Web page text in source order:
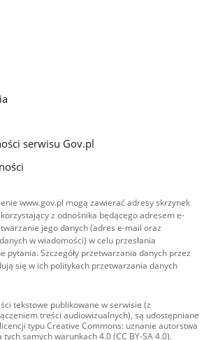
serwisu Gov.pl
www.gov.pl mogą zawierać adresy skrzynek
z odnośnika będącego adresem e-
jego danych (adres e-mail oraz
w wiadomości) w celu przesłania
pytania. Szczegóły przetwarzania danych przez
się w ich politykach przetwarzania danych
tekstowe publikowane w serwisie (z
treści audiowizualnych), są udostępniane
typu Creative Commons: uznanie autorstwa
tych samych warunkach 4.0 (CC BY-SA 4.0).